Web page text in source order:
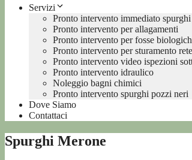
Servizi
Pronto intervento immediato spurghi
Pronto intervento per allagamenti
Pronto intervento per fosse
Pronto intervento per sturamento
Pronto intervento video ispezioni
Pronto intervento idraulico
Noleggio bagni chimici
Pronto intervento spurghi pozzi neri
Dove Siamo
Contattaci
Spurghi Merone